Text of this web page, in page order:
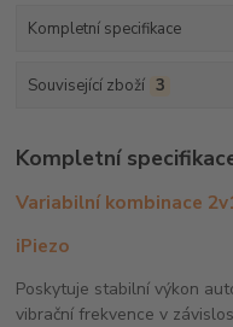
Kompletní specifikace
Související zboží 3
Kompletní
Variabilní kombinace
iPiezo
Poskytuje stabilní výkon
vibrační frekvence v